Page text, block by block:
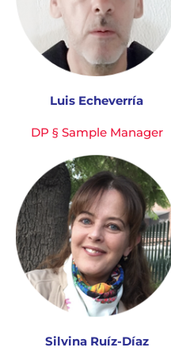
Luis Echeverría
DP § Sample Manager
Silvina Ruíz-Díaz